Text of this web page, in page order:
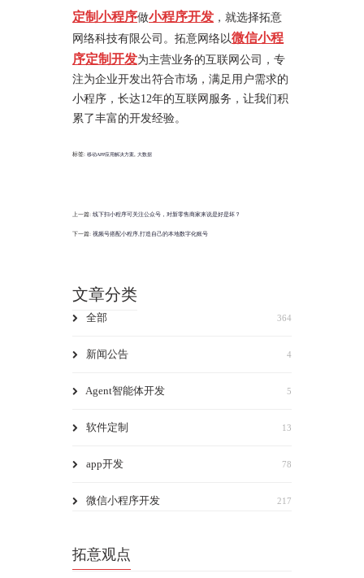
定制小程序做小程序开发 ，就选择拓意
网络科技有限公司。拓意网络以微信小程
序定制开发为主营业务的互联网公司，专
注为企业开发出符合市场，满足用户需求的
小程序，长达12年的互联网服务，让我们积
累了丰富的开发经验。
标签: 移动APP应用解决方案 大数据
上一篇: 线下扫小程序可关注公众号，对新零售商家来说是好是坏？
下一篇: 视频号搭配小程序,打造自己的本地数字化账号
文章分类
全部 364
新闻公告 4
Agent智能体开发 5
软件定制 13
app开发 78
微信小程序开发 217
拓意观点